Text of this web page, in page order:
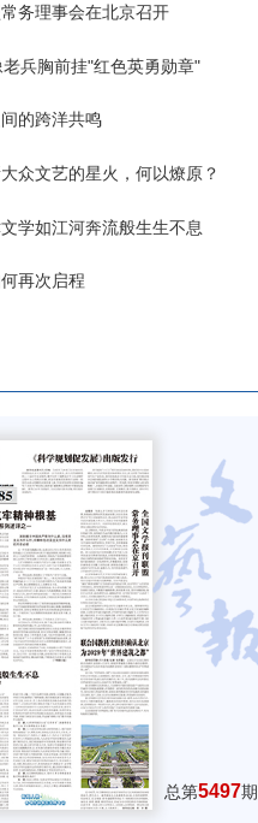
务理事会在北京召开
兵胸前挂"红色英勇勋章"
的跨洋共鸣
众文艺的星火，何以燎原？
学如江河奔流般生生不息
再次启程
总第5497期